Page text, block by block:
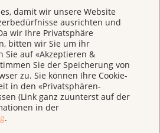
damit wir unsere Website
ausrichten und
wir Ihre Privatsphäre
bitten wir Sie um ihr
Sie auf «Akzeptieren &
Sie der Speicherung von
zu. Sie können Ihre Cookie-
in den «Privatsphären-
(Link ganz zuunterst auf der
in der
.
von zahlreichen
und Wissenschaftlern führten
(und mindestens ebenso
stetigen Verbesserung der
Heute, 70 Jahre später,
mehr als vier von fünf
gerettet werden.
gegen Krebs»